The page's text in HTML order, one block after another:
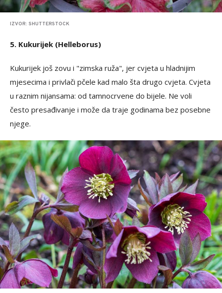
IZVOR: SHUTTERSTOCK
5. Kukurijek (Helleborus)
Kukurijek još zovu i "zimska ruža", jer cvjeta u hladnijim
mjesecima i privlači pčele kad malo šta drugo cvjeta. Cvjeta
u raznim nijansama: od tamnocrvene do bijele. Ne voli
često presađivanje i može da traje godinama bez posebne
njege.